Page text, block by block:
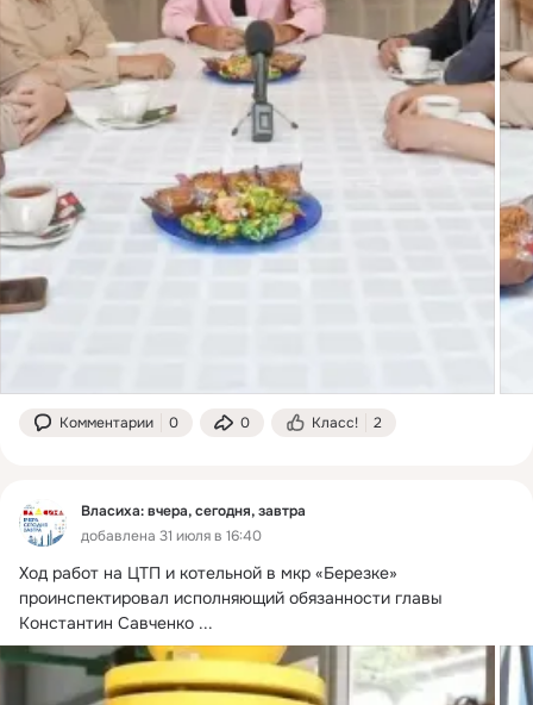
Комментарии 0 0 Класс! 2
Власиха: вчера, сегодня, завтра
добавлена 31 июля в 16:40
Ход работ на ЦТП и котельной в мкр «Березке»
проинспектировал исполняющий обязанности главы
Константин Савченко ...